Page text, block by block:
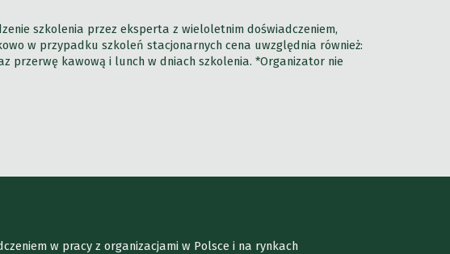
szkolenia przez eksperta z wieloletnim doświadczeniem,
w przypadku szkoleń stacjonarnych cena uwzględnia również:
przerwę kawową i lunch w dniach szkolenia. *Organizator nie
w pracy z organizacjami w Polsce i na rynkach